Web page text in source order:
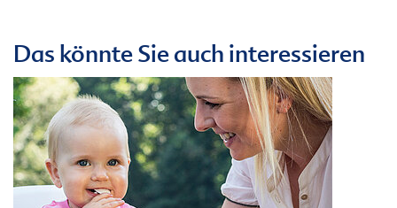
Das könnte Sie auch interessieren